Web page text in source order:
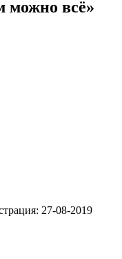
всё»
27-08-2019